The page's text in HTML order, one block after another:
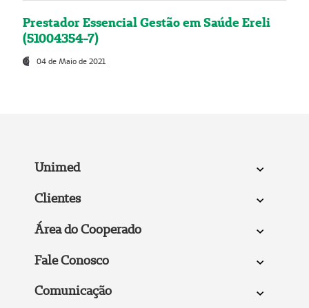
Prestador Essencial Gestão em Saúde Ereli
(51004354-7)
04 de Maio de 2021
Unimed
Clientes
Área do Cooperado
Fale Conosco
Comunicação